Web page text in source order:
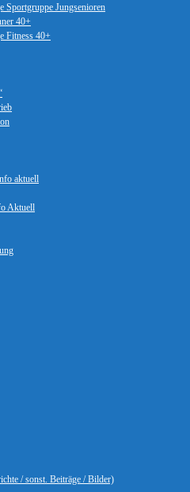
Sportgruppe Jungsenioren
40+
Fitness 40+
aktuell
Aktuell
/ sonst. Beiträge / Bilder)